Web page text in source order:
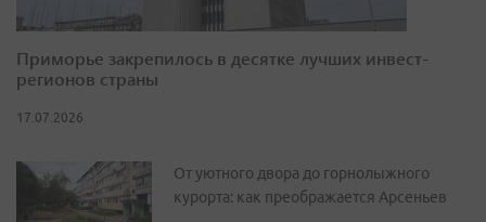
Приморье закрепилось в десятке лучших инвест-
регионов страны
17.07.2026
От уютного двора до горнолыжного
курорта: как преображается Арсеньев